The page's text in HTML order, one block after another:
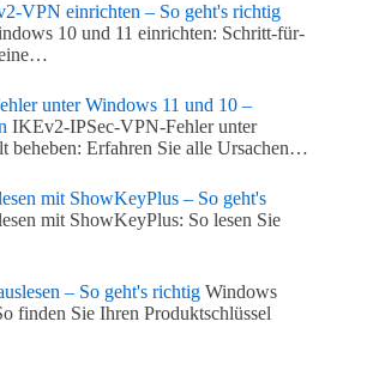
VPN einrichten – So geht's richtig
10 und 11 einrichten: Schritt-für-
unter Windows 11 und 10 –
IKEv2-IPSec-VPN-Fehler unter
beheben: Erfahren Sie alle Ursachen…
mit ShowKeyPlus – So geht's
mit ShowKeyPlus: So lesen Sie
– So geht's richtig Windows
finden Sie Ihren Produktschlüssel